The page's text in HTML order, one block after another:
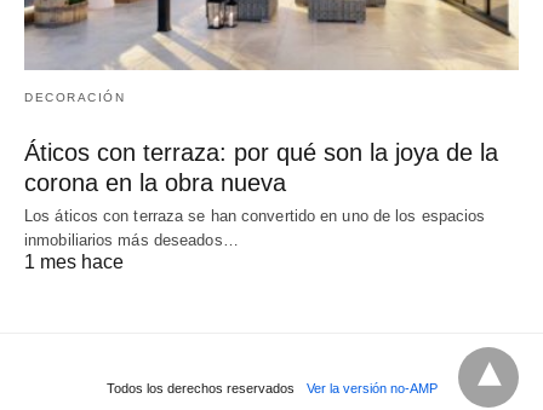
DECORACIÓN
Áticos con terraza: por qué son la joya de la
corona en la obra nueva
Los áticos con terraza se han convertido en uno de los espacios
inmobiliarios más deseados…
1 mes hace
Todos los derechos reservados Ver la versión no-AMP